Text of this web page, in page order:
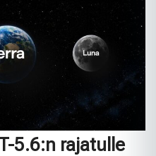
5.6:n rajatulle